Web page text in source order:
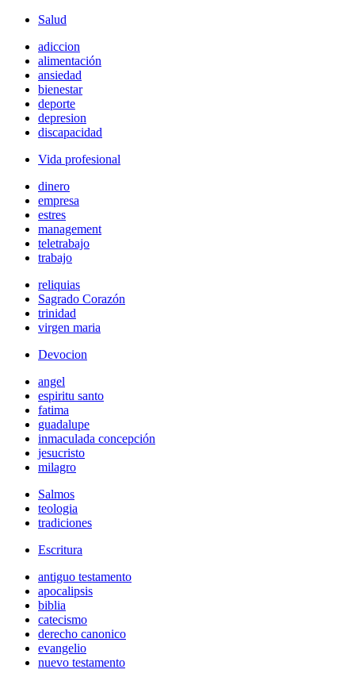
Salud
adiccion
alimentación
ansiedad
bienestar
deporte
depresion
discapacidad
Vida profesional
dinero
empresa
estres
management
teletrabajo
trabajo
reliquias
Sagrado Corazón
trinidad
virgen maria
Devocion
angel
espiritu santo
fatima
guadalupe
inmaculada concepción
jesucristo
milagro
Salmos
teologia
tradiciones
Escritura
antiguo testamento
apocalipsis
biblia
catecismo
derecho canonico
evangelio
nuevo testamento